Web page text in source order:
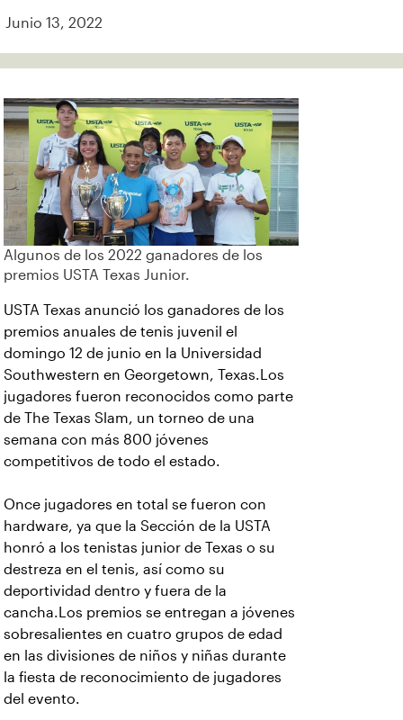
Junio 13, 2022
Algunos de los 2022 ganadores de los
premios USTA Texas Junior.
USTA Texas anunció los ganadores de los
premios anuales de tenis juvenil el
domingo 12 de junio en la Universidad
Southwestern en Georgetown, Texas.Los
jugadores fueron reconocidos como parte
de The Texas Slam, un torneo de una
semana con más 800 jóvenes
competitivos de todo el estado.
Once jugadores en total se fueron con
hardware, ya que la Sección de la USTA
honró a los tenistas junior de Texas o su
destreza en el tenis, así como su
deportividad dentro y fuera de la
cancha.Los premios se entregan a jóvenes
sobresalientes en cuatro grupos de edad
en las divisiones de niños y niñas durante
la fiesta de reconocimiento de jugadores
del evento.